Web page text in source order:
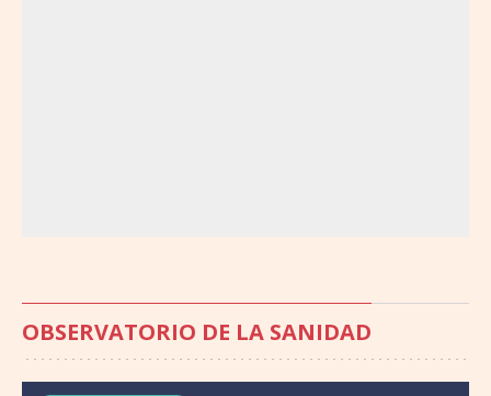
OBSERVATORIO DE LA SANIDAD